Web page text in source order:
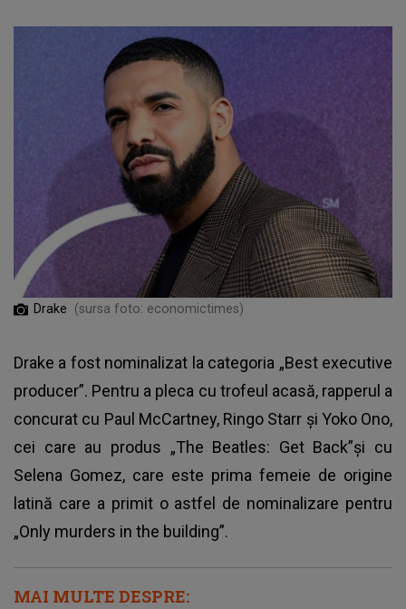
Drake (sursa foto: economictimes)
Drake a fost nominalizat la categoria „Best executive
producer”. Pentru a pleca cu trofeul acasă, rapperul a
concurat cu Paul McCartney, Ringo Starr și Yoko Ono,
cei care au produs „The Beatles: Get Back”și cu
Selena Gomez, care este prima femeie de origine
latină care a primit o astfel de nominalizare pentru
„Only murders in the building”.
MAI MULTE DESPRE: